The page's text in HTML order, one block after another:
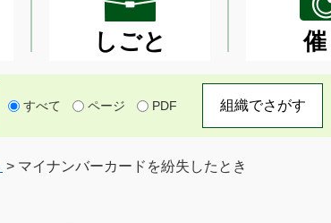
しごと 催
すべて ページ PDF 組織でさがす
> マイナンバーカードを紛失したとき